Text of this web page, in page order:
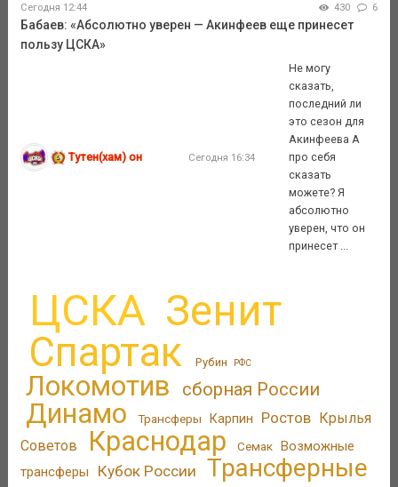
Сегодня 12:44 430 6
Бабаев: «Абсолютно уверен — Акинфеев еще принесет
пользу ЦСКА»
Тутен(хам) он Сегодня 16:34
Не могу
сказать,
последний ли
это сезон для
Акинфеева А
про себя
сказать
можете? Я
абсолютно
уверен, что он
принесет ...
ЦСКА Зенит
Спартак Рубин РФС
Локомотив сборная России
Динамо Трансферы Карпин Ростов Крылья
Советов
Краснодар Семак Возможные
трансферы
Кубок России
Трансферные